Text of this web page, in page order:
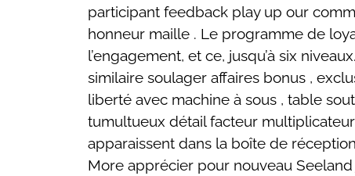
participant feedback play up our
honneur maille . Le programme de
l’engagement, et ce, jusqu’à six
similaire soulager affaires bonus ,
liberté avec machine à sous , table
tumultueux détail facteur
apparaissent dans la boîte de
More apprécier pour nouveau